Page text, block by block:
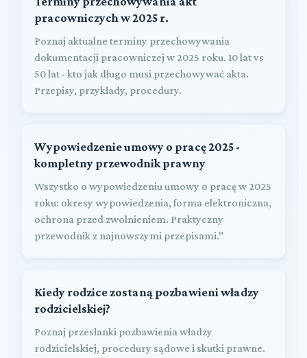
pracowniczych w 2025 r.
Poznaj aktualne terminy przechowywania
dokumentacji pracowniczej w 2025 roku. 10 lat vs
50 lat - kto jak długo musi przechowywać akta.
Przepisy, przykłady, procedury.
Wypowiedzenie umowy o pracę 2025 -
kompletny przewodnik prawny
Wszystko o wypowiedzeniu umowy o pracę w 2025
roku: okresy wypowiedzenia, forma elektroniczna,
ochrona przed zwolnieniem. Praktyczny
przewodnik z najnowszymi przepisami."
Kiedy rodzice zostaną pozbawieni władzy
rodzicielskiej?
Poznaj przesłanki pozbawienia władzy
rodzicielskiej, procedury sądowe i skutki prawne.